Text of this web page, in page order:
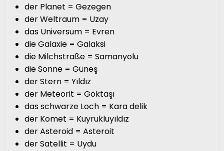
der Planet = Gezegen
der Weltraum = Uzay
das Universum = Evren
die Galaxie = Galaksi
die Milchstraße = Samanyolu
die Sonne = Güneş
der Stern = Yıldız
der Meteorit = Göktaşı
das schwarze Loch = Kara delik
der Komet = Kuyrukluyıldız
der Asteroid = Asteroit
der Satellit = Uydu